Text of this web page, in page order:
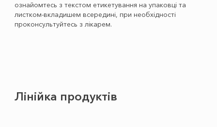
ознайомтесь з текстом етикетування на упаковці та
листком-вкладишем всередині, при необхідності
проконсультуйтесь з лікарем.
Лінійка продуктів